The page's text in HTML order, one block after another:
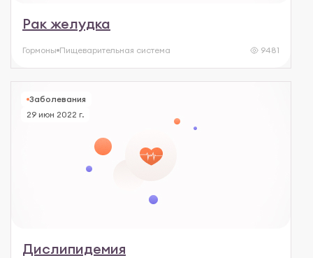
Рак желудка
Гормоны Пищеварительная система 9481
Заболевания
29 июн 2022 г.
Дислипидемия